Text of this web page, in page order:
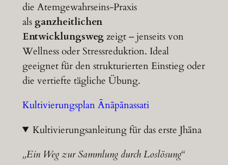
die Atemgewahrseins-Praxis
als ganzheitlichen
Entwicklungswegzeigt – jenseits von
Wellness oder Stressreduktion. Ideal
geeignet für den strukturierten Einstieg oder
die vertiefte tägliche Übung.
Kultivierungsplan Ānāpānassati
Kultivierungsanleitung für das erste Jhāna
„Ein Weg zur Sammlung durch Loslösung“